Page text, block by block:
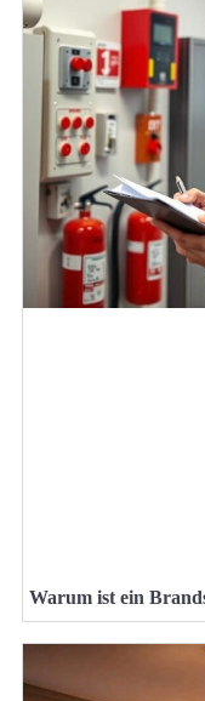
Warum ist ein